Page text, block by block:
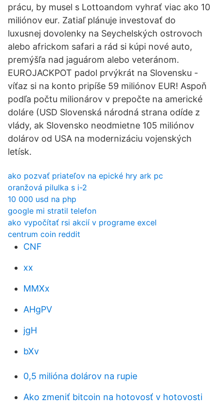
prácu, by musel s Lottoandom vyhrať viac ako 10
miliónov eur. Zatiaľ plánuje investovať do
luxusnej dovolenky na Seychelských ostrovoch
alebo africkom safari a rád si kúpi nové auto,
premýšľa nad jaguárom alebo veteránom.
EUROJACKPOT padol prvýkrát na Slovensku -
víťaz si na konto pripíše 59 miliónov EUR! Aspoň
podľa počtu milionárov v prepočte na americké
doláre (USD Slovenská národná strana odíde z
vlády, ak Slovensko neodmietne 105 miliónov
dolárov od USA na modernizáciu vojenských
letísk.
ako pozvať priateľov na epické hry ark pc
oranžová pilulka s i-2
10 000 usd na php
google mi stratil telefon
ako vypočítať rsi akcií v programe excel
centrum coin reddit
CNF
xx
MMXx
AHgPV
jgH
bXv
0,5 milióna dolárov na rupie
Ako zmeniť bitcoin na hotovosť v hotovosti